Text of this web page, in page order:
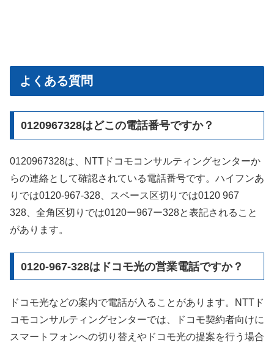
よくある質問
0120967328はどこの電話番号ですか？
0120967328は、NTTドコモコンサルティングセンターか
らの連絡として確認されている電話番号です。ハイフンあ
りでは0120-967-328、スペース区切りでは0120 967
328、全角区切りでは0120ー967ー328と表記されること
があります。
0120-967-328はドコモ光の営業電話ですか？
ドコモ光などの案内で電話が入ることがあります。NTTド
コモコンサルティングセンターでは、ドコモ契約者向けに
スマートフォンへの切り替えやドコモ光の提案を行う場合